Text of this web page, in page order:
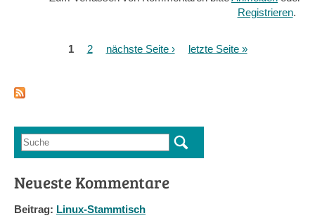
Erstes
Kiswahili
Ostafrika
Registrieren.
1 2 nächste Seite › letzte Seite »
Suchformular
Suche
Neueste Kommentare
Beitrag: Linux-Stammtisch